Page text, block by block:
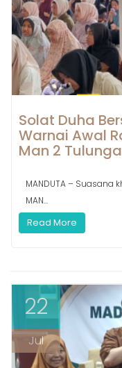
Solat Duha
Warnai Awal
Man 2
MANDUTA – Suasana
MAN...
Read More
22
Jul